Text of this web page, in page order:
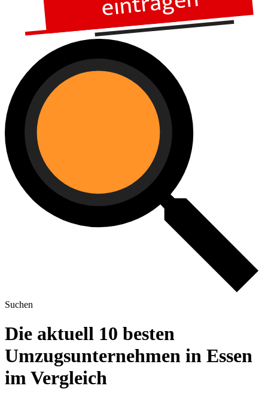
Suchen
Die aktuell 10 besten
Umzugsunternehmen in Essen
im Vergleich